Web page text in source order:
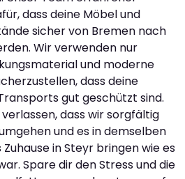
dass deine Möbel und
sicher von Bremen nach
Wir verwenden nur
und moderne
dass deine
gut geschützt sind.
dass wir sorgfältig
und es in demselben
in Steyr bringen wie es
Spare dir den Stress und die